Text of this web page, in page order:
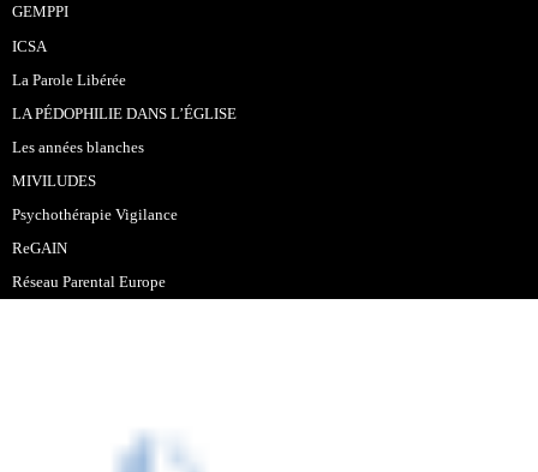
GEMPPI
ICSA
La Parole Libérée
LA PÉDOPHILIE DANS L’ÉGLISE
Les années blanches
MIVILUDES
Psychothérapie Vigilance
ReGAIN
Réseau Parental Europe